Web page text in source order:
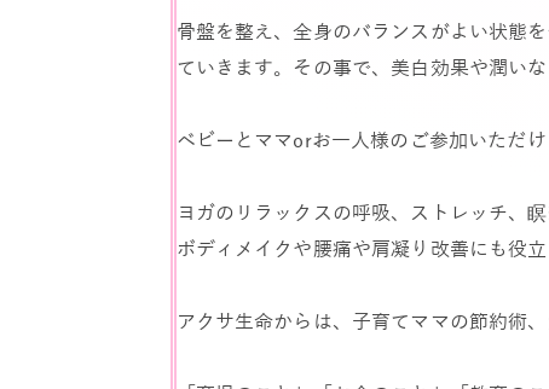
骨盤を整え、全身のバランスがよい状態
ていきます。その事で、美白効果や潤い
ベビーとママorお一人様のご参加いただけ
ヨガのリラックスの呼吸、ストレッチ、
ボディメイクや腰痛や肩凝り改善にも役立
アクサ生命からは、子育てママの節約術